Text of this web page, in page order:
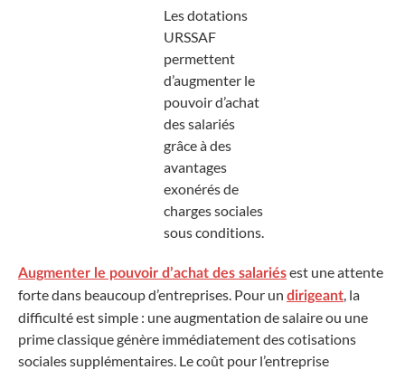
Les dotations
URSSAF
permettent
d’augmenter le
pouvoir d’achat
des salariés
grâce à des
avantages
exonérés de
charges sociales
sous conditions.
Augmenter le pouvoir d’achat des salariésest une attente
forte dans beaucoup d’entreprises. Pour un dirigeant , la
difficulté est simple : une augmentation de salaire ou une
prime classique génère immédiatement des cotisations
sociales supplémentaires. Le coût pour l’entreprise